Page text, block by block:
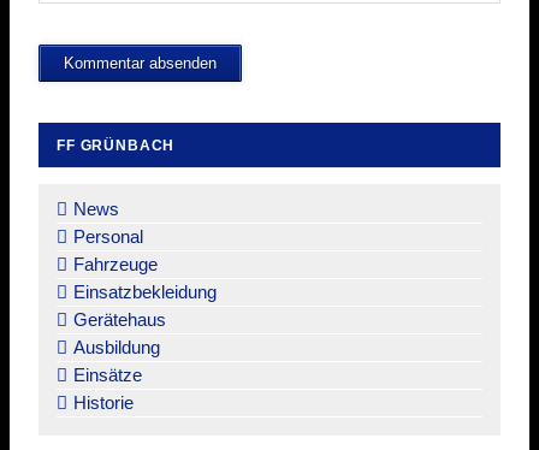
Kommentar absenden
FF GRÜNBACH
überspringen
News
Personal
Fahrzeuge
Einsatzbekleidung
Gerätehaus
Ausbildung
Einsätze
Historie